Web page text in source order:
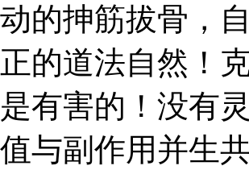
动的抻筋拔骨，
正的道法自然！
是有害的！没有
值与副作用并生